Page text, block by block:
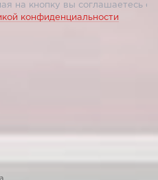
на кнопку вы соглашаетесь с
конфиденциальности